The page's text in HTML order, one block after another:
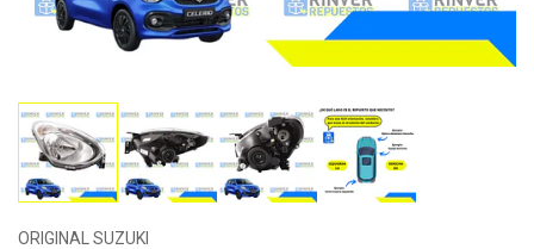
ORIGINAL SUZUKI